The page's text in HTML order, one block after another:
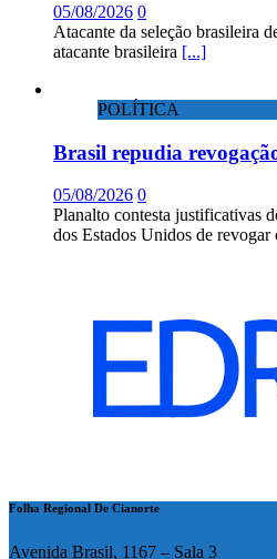
05/08/2026 0
Atacante da seleção brasileira
atacante brasileira [...]
POLÍTICA
Brasil repudia
05/08/2026 0
Planalto contesta justificativas
dos Estados Unidos de revogar
Folha Regional De Cianorte
Avenida Brasil, 1167 – Sala 3